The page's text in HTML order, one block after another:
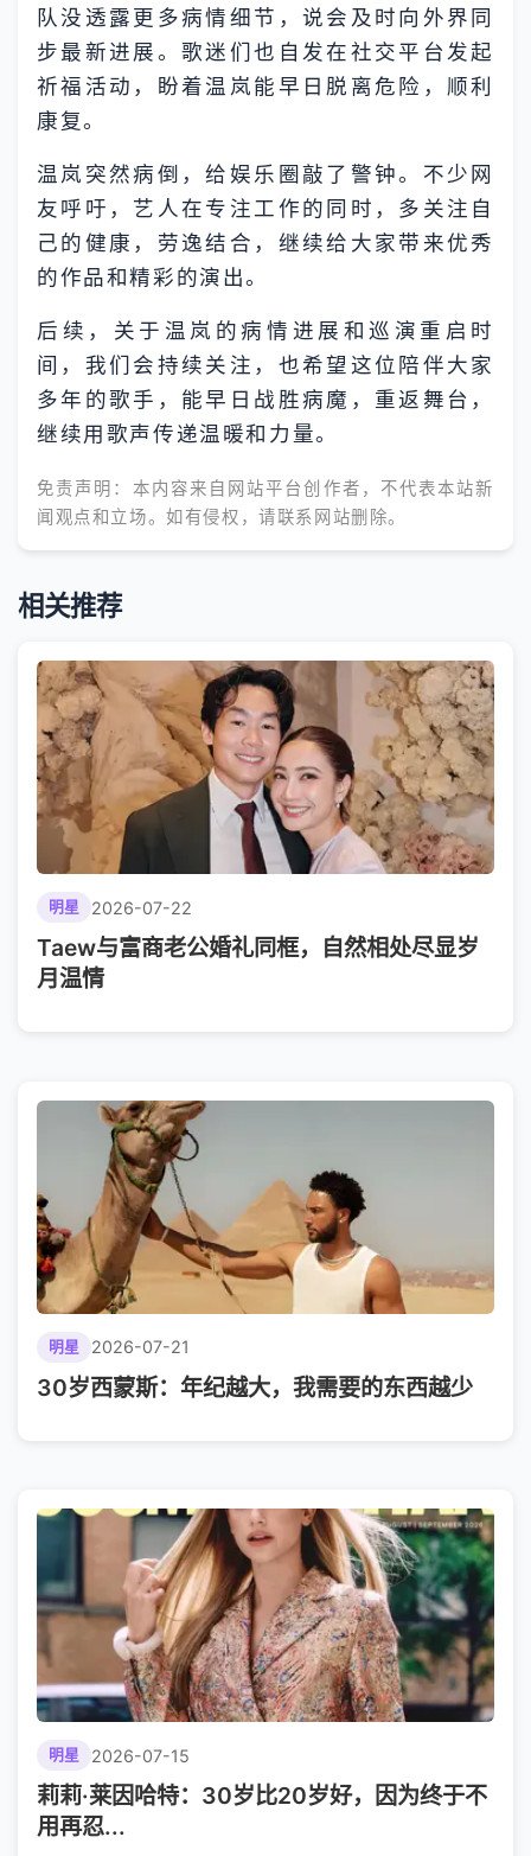
队没透露更多病情细节，说会及时向外界同
步最新进展。歌迷们也自发在社交平台发起
祈福活动，盼着温岚能早日脱离危险，顺利
康复。
温岚突然病倒，给娱乐圈敲了警钟。不少网
友呼吁，艺人在专注工作的同时，多关注自
己的健康，劳逸结合，继续给大家带来优秀
的作品和精彩的演出。
后续，关于温岚的病情进展和巡演重启时
间，我们会持续关注，也希望这位陪伴大家
多年的歌手，能早日战胜病魔，重返舞台，
继续用歌声传递温暖和力量。
免责声明：本内容来自网站平台创作者，不代表本站新
闻观点和立场。如有侵权，请联系网站删除。
相关推荐
明星 2026-07-22
Taew与富商老公婚礼同框，自然相处尽显岁
月温情
明星 2026-07-21
30岁西蒙斯：年纪越大，我需要的东西越少
明星 2026-07-15
莉莉·莱因哈特：30岁比20岁好，因为终于不
用再忍...